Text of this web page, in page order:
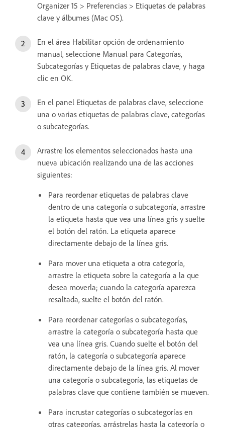
Organizer 15 > Preferencias > Etiquetas de palabras
clave y álbumes (Mac OS).
En el área Habilitar opción de ordenamiento
manual, seleccione Manual para Categorías,
Subcategorías y Etiquetas de palabras clave, y haga
clic en OK.
En el panel Etiquetas de palabras clave, seleccione
una o varias etiquetas de palabras clave, categorías
o subcategorías.
Arrastre los elementos seleccionados hasta una
nueva ubicación realizando una de las acciones
siguientes:
Para reordenar etiquetas de palabras clave
dentro de una categoría o subcategoría, arrastre
la etiqueta hasta que vea una línea gris y suelte
el botón del ratón. La etiqueta aparece
directamente debajo de la línea gris.
Para mover una etiqueta a otra categoría,
arrastre la etiqueta sobre la categoría a la que
desea moverla; cuando la categoría aparezca
resaltada, suelte el botón del ratón.
Para reordenar categorías o subcategorías,
arrastre la categoría o subcategoría hasta que
vea una línea gris. Cuando suelte el botón del
ratón, la categoría o subcategoría aparece
directamente debajo de la línea gris. Al mover
una categoría o subcategoría, las etiquetas de
palabras clave que contiene también se mueven.
Para incrustar categorías o subcategorías en
otras categorías, arrástrelas hasta la categoría o